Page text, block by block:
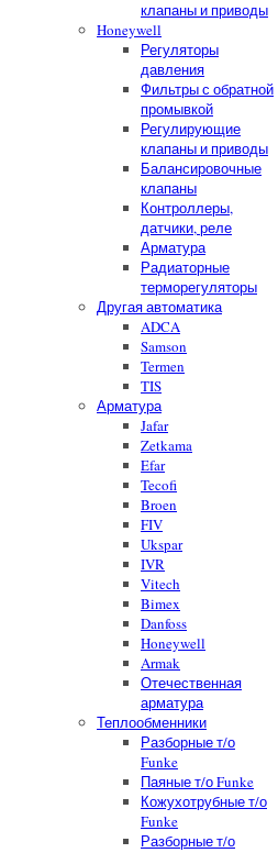
клапаны и приводы
Honeywell
Регуляторы
давления
Фильтры с обратной
промывкой
Регулирующие
клапаны и приводы
Балансировочные
клапаны
Контроллеры,
датчики, реле
Арматура
Радиаторные
терморегуляторы
Другая автоматика
ADCA
Samson
Termen
TIS
Арматура
Jafar
Zetkama
Efar
Tecofi
Broen
FIV
Ukspar
IVR
Vitech
Bimex
Danfoss
Honeywell
Armak
Отечественная
арматура
Теплообменники
Разборные т/о
Funke
Паяные т/о Funke
Кожухотрубные т/о
Funke
Разборные т/о